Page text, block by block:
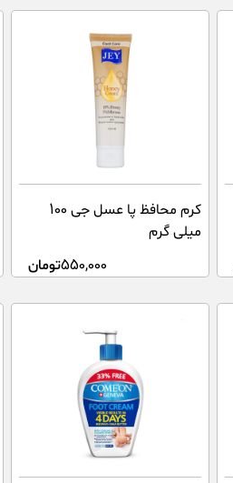
کرم محافظ پا عسل جی 100
میلی گرم
550,000تومان